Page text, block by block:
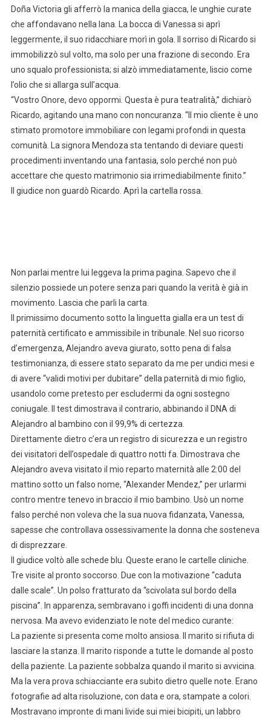
Doña Victoria gli afferrò la manica della giacca, le unghie curate
che affondavano nella lana. La bocca di Vanessa si aprì
leggermente, il suo ridacchiare morì in gola. Il sorriso di Ricardo si
immobilizzò sul volto, ma solo per una frazione di secondo. Era
uno squalo professionista; si alzò immediatamente, liscio come
l’olio che si allarga sull’acqua.
“Vostro Onore, devo oppormi. Questa è pura teatralità,” dichiarò
Ricardo, agitando una mano con noncuranza. “Il mio cliente è uno
stimato promotore immobiliare con legami profondi in questa
comunità. La signora Mendoza sta tentando di deviare questi
procedimenti inventando una fantasia, solo perché non può
accettare che questo matrimonio sia irrimediabilmente finito.”
Il giudice non guardò Ricardo. Aprì la cartella rossa.
Non parlai mentre lui leggeva la prima pagina. Sapevo che il
silenzio possiede un potere senza pari quando la verità è già in
movimento. Lascia che parli la carta.
Il primissimo documento sotto la linguetta gialla era un test di
paternità certificato e ammissibile in tribunale. Nel suo ricorso
d’emergenza, Alejandro aveva giurato, sotto pena di falsa
testimonianza, di essere stato separato da me per undici mesi e
di avere “validi motivi per dubitare” della paternità di mio figlio,
usandolo come pretesto per escludermi da ogni sostegno
coniugale. Il test dimostrava il contrario, abbinando il DNA di
Alejandro al bambino con il 99,9% di certezza.
Direttamente dietro c’era un registro di sicurezza e un registro
dei visitatori dell’ospedale di quattro notti fa. Dimostrava che
Alejandro aveva visitato il mio reparto maternità alle 2:00 del
mattino sotto un falso nome, “Alexander Mendez,” per urlarmi
contro mentre tenevo in braccio il mio bambino. Usò un nome
falso perché non voleva che la sua nuova fidanzata, Vanessa,
sapesse che controllava ossessivamente la donna che sosteneva
di disprezzare.
Il giudice voltò alle schede blu. Queste erano le cartelle cliniche.
Tre visite al pronto soccorso. Due con la motivazione “caduta
dalle scale”. Un polso fratturato da “scivolata sul bordo della
piscina”. In apparenza, sembravano i goffi incidenti di una donna
nervosa. Ma avevo evidenziato le note del medico curante:
La paziente si presenta come molto ansiosa. Il marito si rifiuta di
lasciare la stanza. Il marito risponde a tutte le domande al posto
della paziente. La paziente sobbalza quando il marito si avvicina.
Ma la vera prova schiacciante era subito dietro quelle note. Erano
fotografie ad alta risoluzione, con data e ora, stampate a colori.
Mostravano impronte di mani livide sui miei bicipiti, un labbro